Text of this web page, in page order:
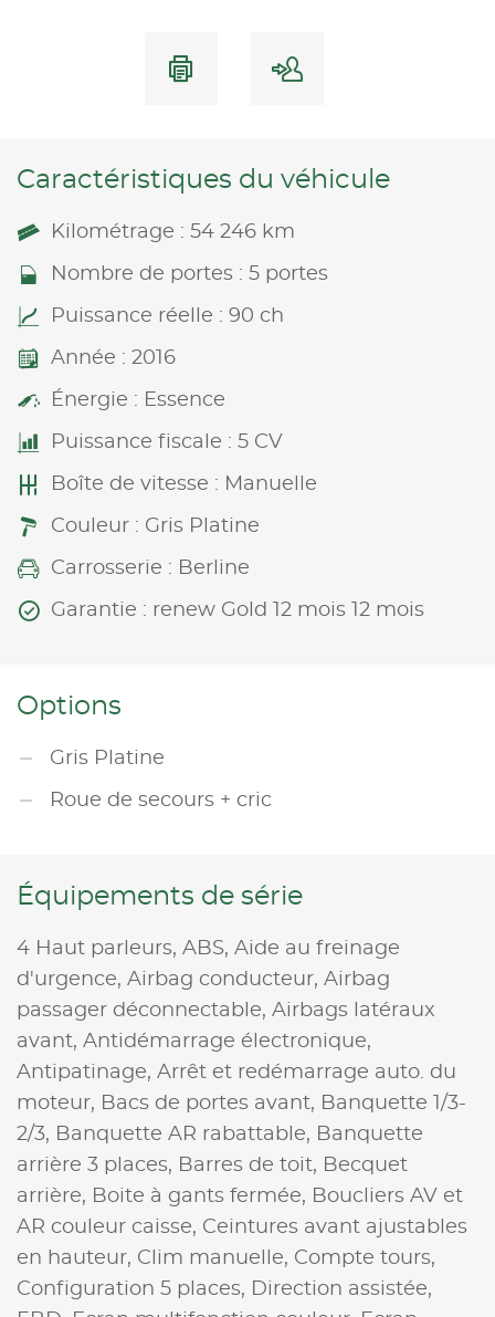
Caractéristiques du véhicule
Kilométrage : 54 246 km
Nombre de portes : 5 portes
Puissance réelle : 90 ch
Année : 2016
Énergie : Essence
Puissance fiscale : 5 CV
Boîte de vitesse : Manuelle
Couleur : Gris Platine
Carrosserie : Berline
Garantie : renew Gold 12 mois 12 mois
Options
Gris Platine
Roue de secours + cric
Équipements de série
4 Haut parleurs, ABS, Aide au freinage
d'urgence, Airbag conducteur, Airbag
passager déconnectable, Airbags latéraux
avant, Antidémarrage électronique,
Antipatinage, Arrêt et redémarrage auto. du
moteur, Bacs de portes avant, Banquette 1/3-
2/3, Banquette AR rabattable, Banquette
arrière 3 places, Barres de toit, Becquet
arrière, Boite à gants fermée, Boucliers AV et
AR couleur caisse, Ceintures avant ajustables
en hauteur, Clim manuelle, Compte tours,
Configuration 5 places,
Direction assistée,